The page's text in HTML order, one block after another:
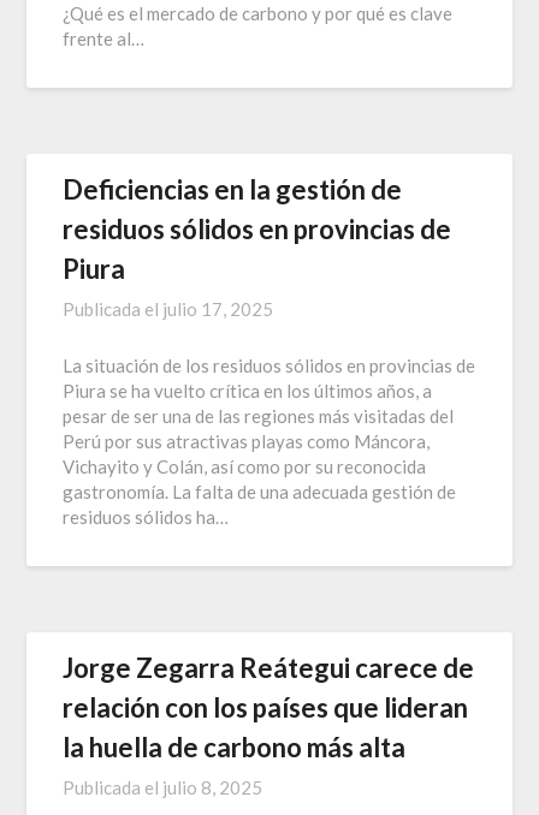
¿Qué es el mercado de carbono y por qué es clave
frente al…
Deficiencias en la gestión de
residuos sólidos en provincias de
Piura
Publicada el julio 17, 2025
La situación de los residuos sólidos en provincias de
Piura se ha vuelto crítica en los últimos años, a
pesar de ser una de las regiones más visitadas del
Perú por sus atractivas playas como Máncora,
Vichayito y Colán, así como por su reconocida
gastronomía. La falta de una adecuada gestión de
residuos sólidos ha…
Jorge Zegarra Reátegui carece de
relación con los países que lideran
la huella de carbono más alta
Publicada el julio 8, 2025